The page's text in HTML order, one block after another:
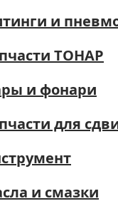
и
ТОНАР
и фонари
для
и смазки